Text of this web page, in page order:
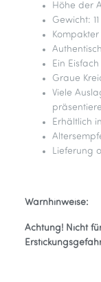
Höhe der
Gewicht:
Ein
Graue
Viele
Erhältlich
Lieferung
Warnhinweise:
Achtung! Nicht